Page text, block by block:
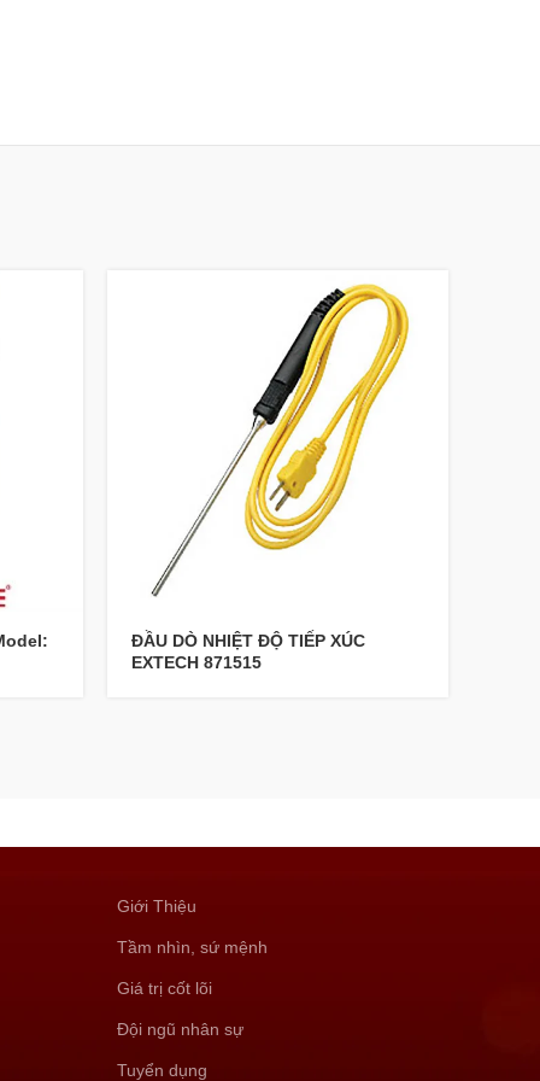
ĐẦU DÒ NHIỆT ĐỘ TIẾP XÚC
EXTECH 871515
Giới Thiệu
Tầm nhìn, sứ mệnh
Giá trị cốt lõi
Đội ngũ nhân sự
Tuyển dụng